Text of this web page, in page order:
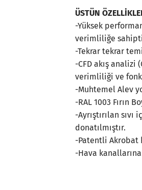
ÜSTÜN
-Yüksek
verimliliğe
-Tekrar tekrar
-CFD akış
verimliliği ve
-Muhtemel Alev
-RAL 1003 Fırın
-Ayrıştırılan
donatılmıştır.
-Patentli Akrobat
-Hava